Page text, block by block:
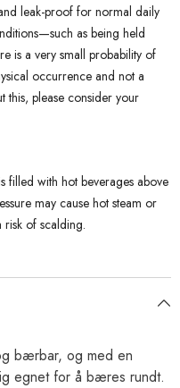
leak-proof for normal daily
as being held
is a very small probability of
occurrence and not a
this, please consider your
filled with hot beverages above
may cause hot steam or
risk of scalding.
bærbar, og med en
egnet for å bæres rundt.